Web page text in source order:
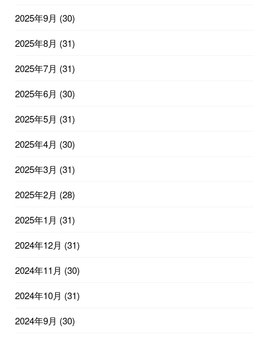
2025年9月 (30)
2025年8月 (31)
2025年7月 (31)
2025年6月 (30)
2025年5月 (31)
2025年4月 (30)
2025年3月 (31)
2025年2月 (28)
2025年1月 (31)
2024年12月 (31)
2024年11月 (30)
2024年10月 (31)
2024年9月 (30)